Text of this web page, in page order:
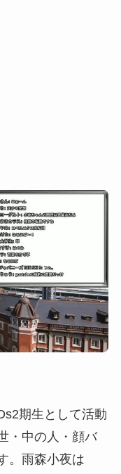
期生として活動
・中の人・顔バ
。雨森小夜は